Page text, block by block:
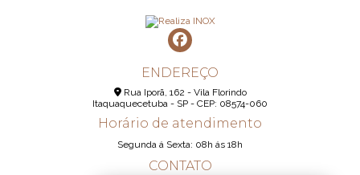
ENDEREÇO
Rua Iporã, 162 - Vila Florindo
Itaquaquecetuba - SP - CEP: 08574-060
Horário de atendimento
Segunda á Sexta: 08h ás 18h
CONTATO